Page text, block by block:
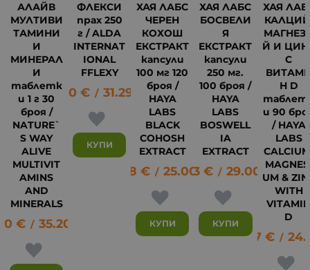
АЛАЙВ
МУЛТИВИ
ТАМИНИ
И
МИНЕРАЛ
И
таблетк
и 1 г 30
броя /
NATURE`
S WAY
ALIVE
MULTIVIT
AMINS
AND
MINERALS
€ / 35.20
ФЛЕКСИ
прах 250
г / ALDA
INTERNAT
IONAL
FFLEXY
16.00 € / 31.29 лв.
КУПИ
ХАЯ ЛАБС
ЧЕРЕН
КОХОШ
ЕКСТРАКТ
капсули
100 мг 120
броя /
HAYA
LABS
BLACK
COHOSH
EXTRACT
12.78 € / 25.00 лв.
КУПИ
ХАЯ ЛАБС
БОСВЕЛИ
Я
ЕКСТРАКТ
капсули
250 мг.
100 броя /
HAYA
LABS
BOSWELL
IA
EXTRACT
14.83 € / 29.00 лв.
КУПИ
ХАЯ
Й И
С
Н D
и 90
/ HAYA
LABS
UM &
WITH
D
12.27 € /